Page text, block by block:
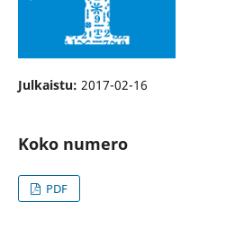
Julkaistu: 2017-02-16
Koko numero
PDF